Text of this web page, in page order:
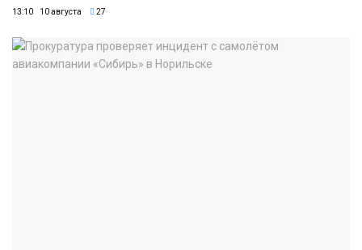
13:10 10 августа 27